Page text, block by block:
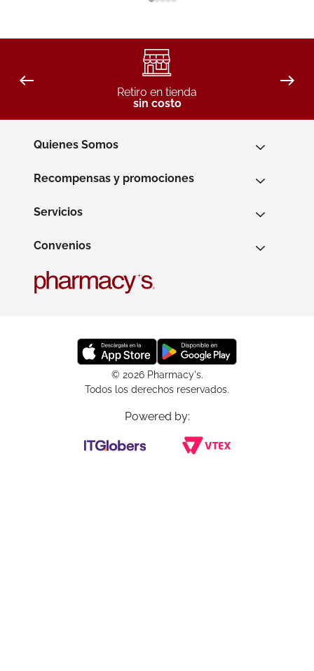
Retiro en tienda
sin costo
Quienes Somos
Recompensas y promociones
Servicios
Convenios
© 2026 Pharmacy's.
Todos los derechos reservados.
Powered by: